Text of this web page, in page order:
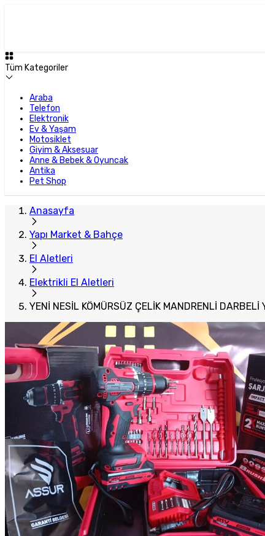
Tüm Kategoriler
Araba
Telefon
Elektronik
Ev & Yaşam
Motosiklet
Giyim & Aksesuar
Anne & Bebek & Oyuncak
Antika
Pet Shop
Anasayfa
Yapı Market & Bahçe
El Aletleri
Elektrikli El Aletleri
YENİ NESİL KÖMÜRSÜZ ÇELİK MANDRENLİ